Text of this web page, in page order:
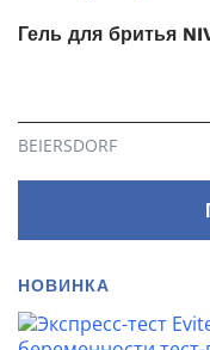
Гель для бритья
BEIERSDORF
НОВИНКА